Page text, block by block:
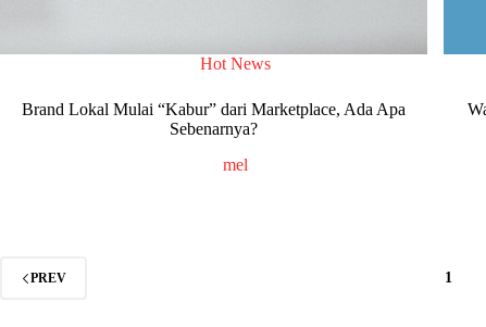
Hot News
Brand Lokal Mulai “Kabur” dari Marketplace, Ada Apa
Sebenarnya?
mel
PREV 1